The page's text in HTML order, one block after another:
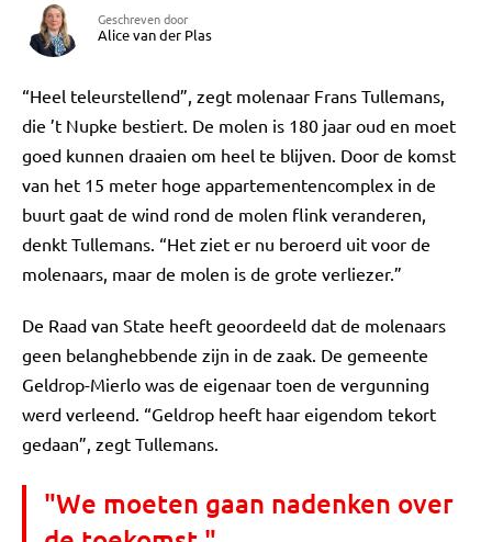
Geschreven door
Alice van der Plas
“Heel teleurstellend”, zegt molenaar Frans Tullemans,
die ’t Nupke bestiert. De molen is 180 jaar oud en moet
goed kunnen draaien om heel te blijven. Door de komst
van het 15 meter hoge appartementencomplex in de
buurt gaat de wind rond de molen flink veranderen,
denkt Tullemans. “Het ziet er nu beroerd uit voor de
molenaars, maar de molen is de grote verliezer.”
De Raad van State heeft geoordeeld dat de molenaars
geen belanghebbende zijn in de zaak. De gemeente
Geldrop-Mierlo was de eigenaar toen de vergunning
werd verleend. “Geldrop heeft haar eigendom tekort
gedaan”, zegt Tullemans.
"We moeten gaan nadenken over